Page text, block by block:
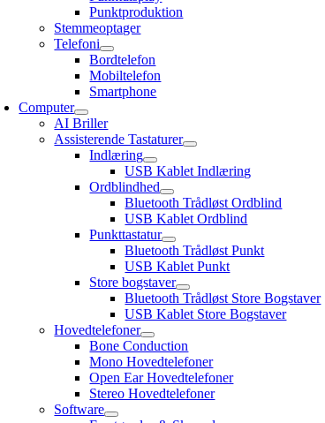
Punktproduktion
Stemmeoptager
Telefoni
Bordtelefon
Mobiltelefon
Smartphone
Computer
AI Briller
Assisterende Tastaturer
Indlæring
USB Kablet Indlæring
Ordblindhed
Bluetooth Trådløst Ordblind
USB Kablet Ordblind
Punkttastatur
Bluetooth Trådløst Punkt
USB Kablet Punkt
Store bogstaver
Bluetooth Trådløst Store Bogstaver
USB Kablet Store Bogstaver
Hovedtelefoner
Bone Conduction
Mono Hovedtelefoner
Open Ear Hovedtelefoner
Stereo Hovedtelefoner
Software